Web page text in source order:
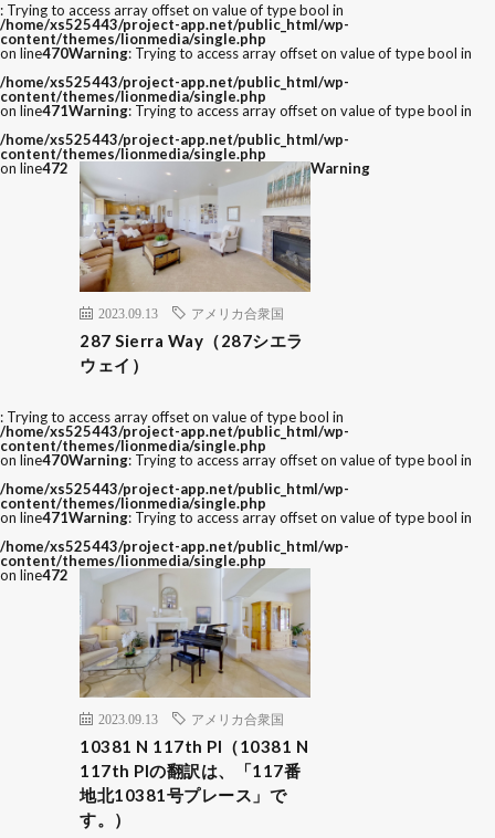
: Trying to access array offset on value of type bool in
/home/xs525443/project-app.net/public_html/wp-
content/themes/lionmedia/single.php
on line470Warning: Trying to access array offset on value of type bool in
/home/xs525443/project-app.net/public_html/wp-
content/themes/lionmedia/single.php
on line471Warning: Trying to access array offset on value of type bool in
/home/xs525443/project-app.net/public_html/wp-
content/themes/lionmedia/single.php
on line472
2023.09.13 アメリカ合衆国
287 Sierra Way（287シエラ
ウェイ）
Warning
: Trying to access array offset on value of type bool in
/home/xs525443/project-app.net/public_html/wp-
content/themes/lionmedia/single.php
on line470Warning: Trying to access array offset on value of type bool in
/home/xs525443/project-app.net/public_html/wp-
content/themes/lionmedia/single.php
on line471Warning: Trying to access array offset on value of type bool in
/home/xs525443/project-app.net/public_html/wp-
content/themes/lionmedia/single.php
on line472
2023.09.13 アメリカ合衆国
10381 N 117th Pl（10381 N
117th Plの翻訳は、「117番
地北10381号プレース」で
す。）